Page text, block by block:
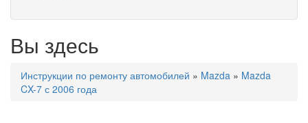
Вы здесь
Инструкции по ремонту автомобилей » Mazda » Mazda
CX-7 с 2006 года